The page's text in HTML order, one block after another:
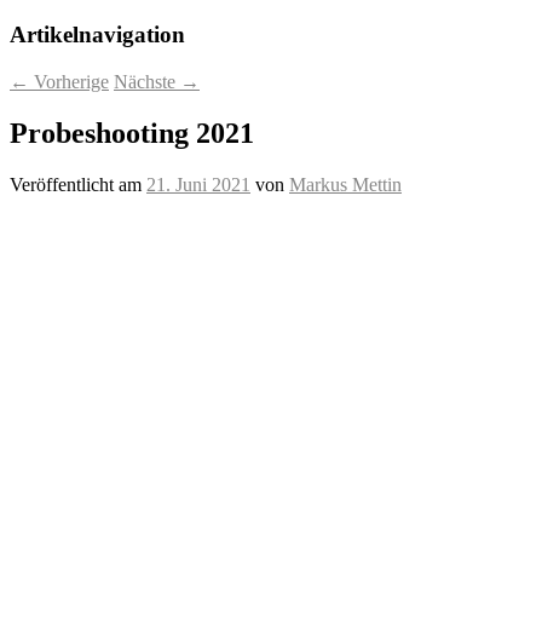
Artikelnavigation
← Vorherige Nächste →
Probeshooting 2021
Veröffentlicht am 21. Juni 2021 von Markus Mettin